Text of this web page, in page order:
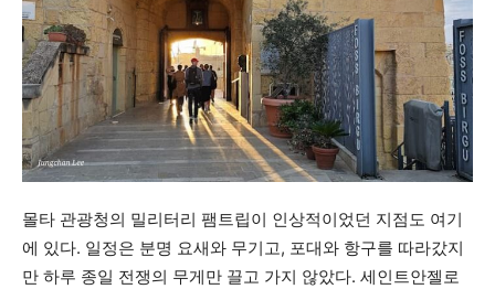
몰타 관광청의 밀리터리 팸트립이 인상적이었던 지점도 여기
에 있다. 일정은 분명 요새와 무기고, 포대와 항구를 따라갔지
만 하루 종일 전쟁의 무게만 끌고 가지 않았다. 세인트안젤로